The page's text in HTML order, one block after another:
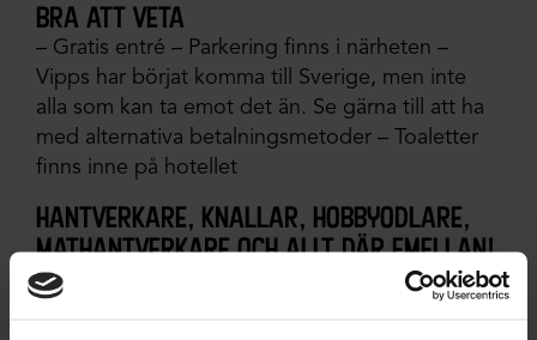
bra att veta
– Gratis entré – Parkering finns i närheten –
Vipps har börjat komma till Sverige, men inte
alla som kan ta emot det än. Se gärna till att ha
med alternativa betalningsmetoder – Toaletter
finns inne på hotellet
hantverkare, knallar, hobbyodlare,
mathantverkare och allt där emellan!
Sitter du på hantverk, hemslöjd, skördat eller
mathantverk? Då vill vi ha med DIG i Klimpfjäll!